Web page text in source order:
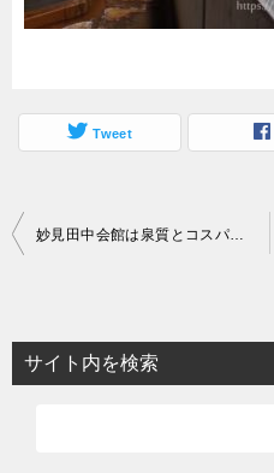
Tweet
投
ビ
ゲ
妙見田中会館は泉質とコスパの良い宿！妙見温泉に泊まってみた
サイト内を検索